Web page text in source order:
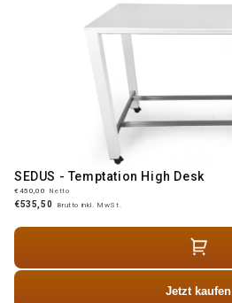
SEDUS - Temptation High Desk
€450,00 Netto
€535,50 Brutto inkl. MwSt.
Jetzt kaufen